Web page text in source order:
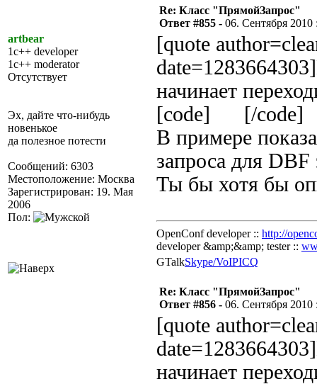
artbear
1c++ developer
1c++ moderator
Отсутствует
Эх, дайте что-нибудь
новенькое
да полезное потести
Сообщений: 6303
Местоположение: Москва
Зарегистрирован: 19. Мая
2006
Пол:
Re: Класс "ПрямойЗапрос"
Ответ #855 - 06. Сентября 2010
[quote
начинает
[code] [/code]
В примере
запроса для
Ты бы хотя бы
OpenConf developer :: http://
developer &amp;&amp; tester ::
GTalkSkype/VoIPICQ
Re: Класс "ПрямойЗапрос"
Ответ #856 - 06. Сентября 2010
[quote
начинает